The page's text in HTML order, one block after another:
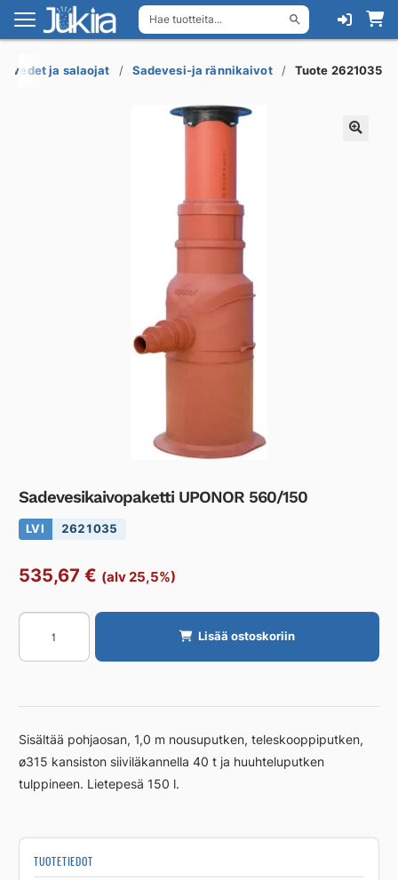
Hae tuotteita...
Siirry
navigointiin
Siirry
sisältöön
ja salaojat Sadevesi-ja rännikaivot Tuote 2621035
Sadevesikaivopaketti UPONOR 560/150
LVI 2621035
535,67 € (alv 25,5%)
Sadevesikaivopaketti
UPONOR
560/150
Lisää ostoskoriin
Sisältää pohjaosan, 1,0 m nousuputken, teleskooppiputken,
ø315 kansiston siiviläkannella 40 t ja huuhteluputken
tulppineen. Lietepesä 150 l.
TUOTETIEDOT